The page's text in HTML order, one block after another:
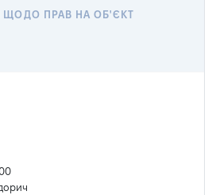
ЩОДО ПРАВ НА ОБ'ЄКТ